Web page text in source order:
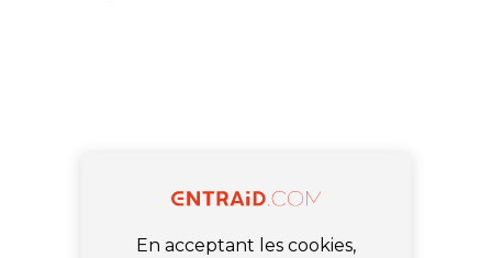
En acceptant les cookies,